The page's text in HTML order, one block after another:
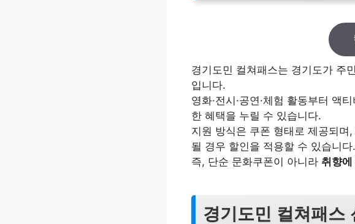
경기도민 컬쳐패스는 경기도가 주
입니다.
영화·전시·공연·체험 활동부터 액
한 혜택을 누릴 수 있습니다.
지원 방식은 쿠폰 형태로 제공되
될 경우 할인을 적용할 수 있습니다.
즉, 단순 문화쿠폰이 아니라 취향에
경기도민 컬쳐패스